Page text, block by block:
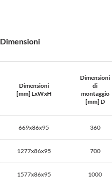
Dimensioni
Dimensioni
[mm] LxWxH
Dimensioni
di
montaggio
[mm] D
669x86x95 360
1277x86x95 700
1577x86x95 1000